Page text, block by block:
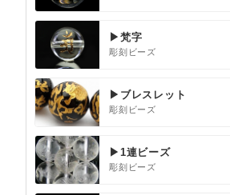
▶梵字
彫刻ビーズ
▶ブレスレット
彫刻ビーズ
▶1連ビーズ
彫刻ビーズ